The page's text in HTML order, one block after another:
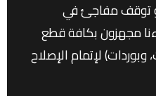
أو توقف مفاجئ في
مجهزون بكافة قطع
لإتمام الإصلاح